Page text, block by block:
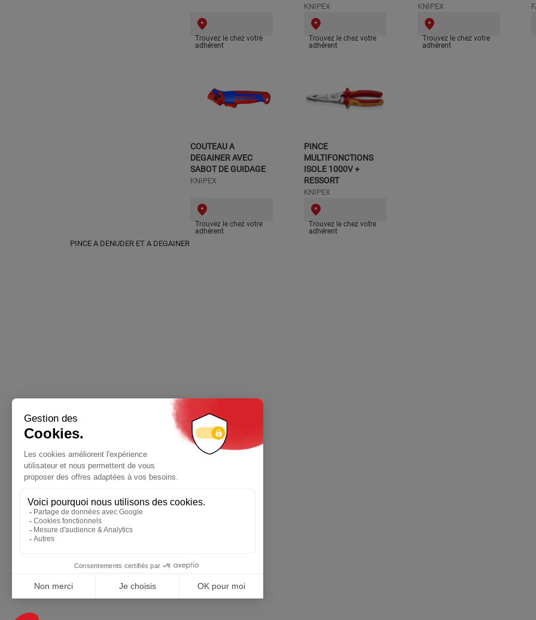
Trouvez le chez votre
adhérent
KNIPEX
Trouvez le chez votre
adhérent
KNIPEX
Trouvez le chez votre
adhérent
COUTEAU A
DEGAINER AVEC
SABOT DE GUIDAGE
KNIPEX
Trouvez le chez votre
adhérent
PINCE
MULTIFONCTIONS
ISOLE 1000V +
RESSORT
KNIPEX
Trouvez le chez votre
adhérent
PINCE A DENUDER ET A DEGAINER